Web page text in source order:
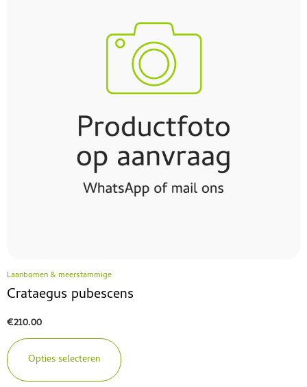
Laanbomen & meerstammige
Crataegus pubescens
€210.00
Opties selecteren